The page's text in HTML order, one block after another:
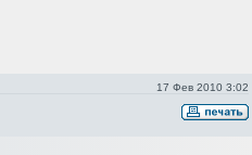
17 Фев 2010 3:02